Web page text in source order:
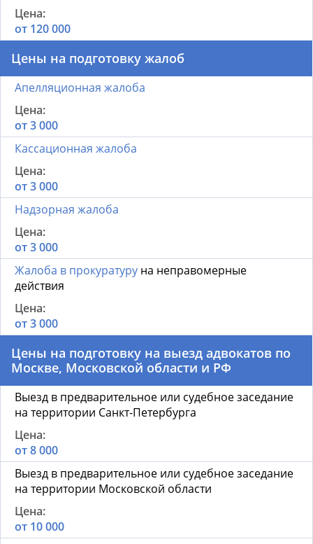
от 120 000
Цены на подготовку жалоб
Апелляционная жалоба
от 3 000
Кассационная жалоба
от 3 000
Надзорная жалоба
от 3 000
Жалоба в прокуратуру на неправомерные
действия
от 3 000
Цены на подготовку на выезд адвокатов по
Москве, Московской области и РФ
Выезд в предварительное или судебное заседание
на территории Санкт-Петербурга
от 8 000
Выезд в предварительное или судебное заседание
на территории Московской области
от 10 000